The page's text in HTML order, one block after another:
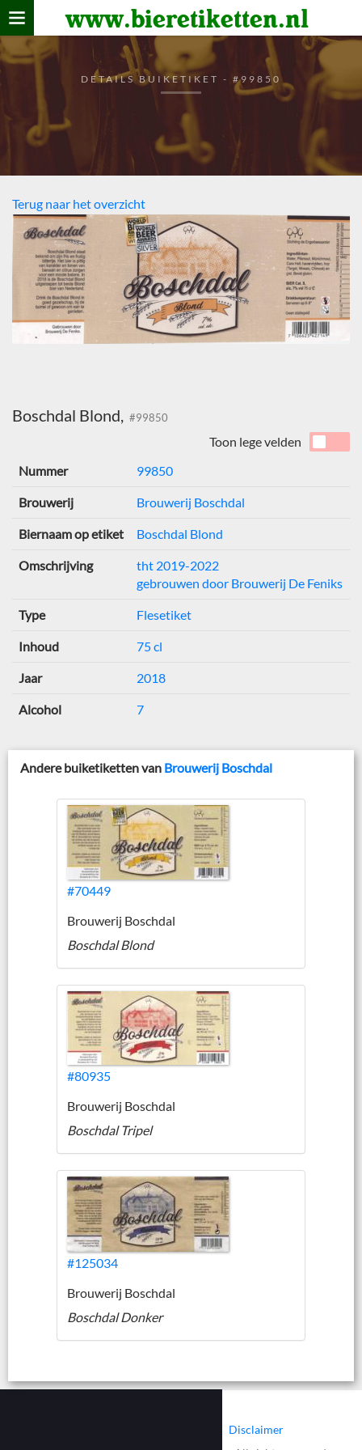
www.bieretiketten.nl
Home
verzamelen
De bierkaart
Bezoekers
DETAILS BUIKETIKET - #99850
Terug naar het overzicht
Boschdal Blond, #99850
Toon lege velden
Nummer
99850
Brouwerij Brouwerij Boschdal
Biernaam op etiket Boschdal Blond
Omschrijving
tht 2019-2022
gebrouwen door Brouwerij De Feniks
Type Flesetiket
Inhoud 75 cl
Jaar 2018
Alcohol 7
Andere buiketiketten van Brouwerij Boschdal
#70449
Brouwerij Boschdal
Boschdal Blond
#80935
Brouwerij Boschdal
Boschdal Tripel
#125034
Brouwerij Boschdal
Boschdal Donker
Disclaimer